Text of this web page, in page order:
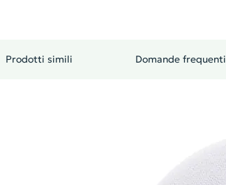
Prodotti simili Domande frequenti